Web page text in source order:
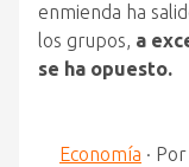
enmienda ha
los grupos, a
se ha opuesto.
Economía · Por